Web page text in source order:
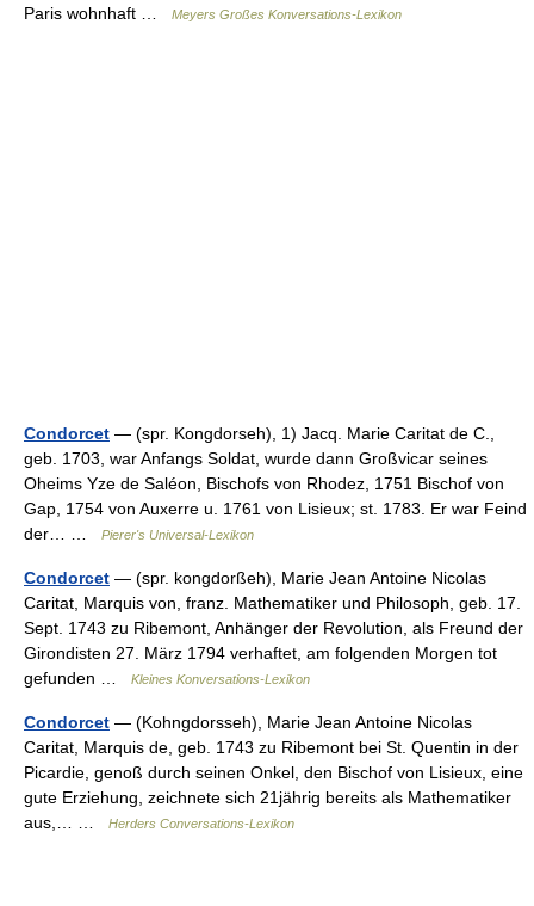
Paris wohnhaft …
Meyers Großes Konversations-Lexikon
Condorcet — (spr. Kongdorseh), 1) Jacq. Marie Caritat de C.,
geb. 1703, war Anfangs Soldat, wurde dann Großvicar seines
Oheims Yze de Saléon, Bischofs von Rhodez, 1751 Bischof von
Gap, 1754 von Auxerre u. 1761 von Lisieux; st. 1783. Er war Feind
der… …
Pierer's Universal-Lexikon
Condorcet — (spr. kongdorßeh), Marie Jean Antoine Nicolas
Caritat, Marquis von, franz. Mathematiker und Philosoph, geb. 17.
Sept. 1743 zu Ribemont, Anhänger der Revolution, als Freund der
Girondisten 27. März 1794 verhaftet, am folgenden Morgen tot
gefunden …
Kleines Konversations-Lexikon
Condorcet — (Kohngdorsseh), Marie Jean Antoine Nicolas
Caritat, Marquis de, geb. 1743 zu Ribemont bei St. Quentin in der
Picardie, genoß durch seinen Onkel, den Bischof von Lisieux, eine
gute Erziehung, zeichnete sich 21jährig bereits als Mathematiker
aus,… …
Herders Conversations-Lexikon